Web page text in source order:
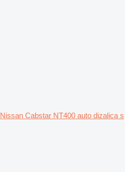
Nissan Cabstar NT400 auto dizalica s